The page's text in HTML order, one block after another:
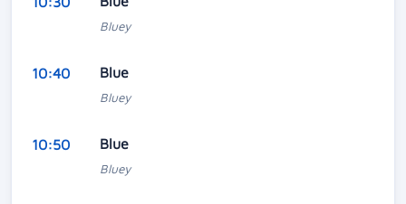
Bluey
10:40 Blue
Bluey
10:50 Blue
Bluey